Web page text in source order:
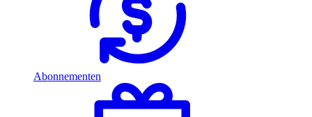
Abonnementen